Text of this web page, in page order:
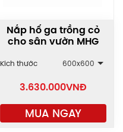
Nắp hố ga trồng cỏ
cho sân vườn MHG
Kích thước 600x600
3.630.000VNĐ
MUA NGAY